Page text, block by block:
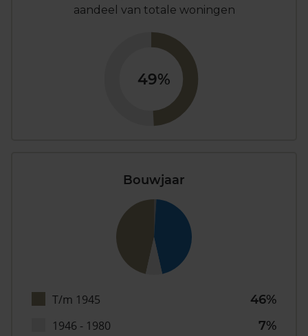
aandeel van totale woningen
49%
Bouwjaar
T/m 1945
46%
1946 - 1980
7%